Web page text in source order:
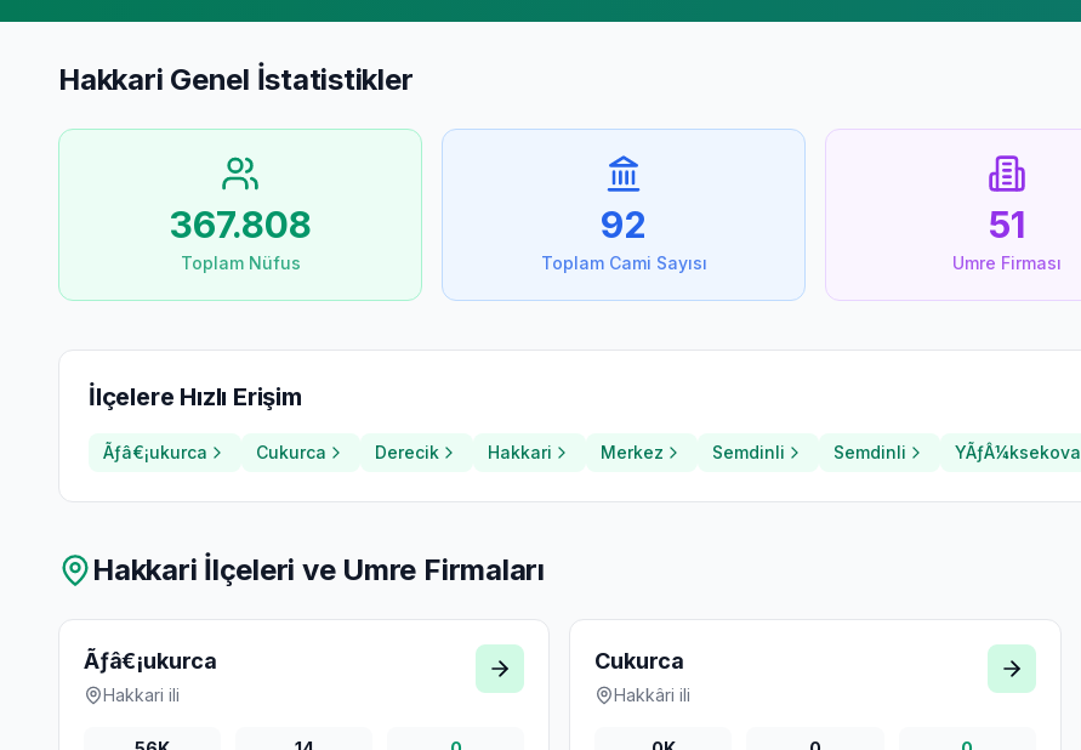
Hakkari Genel İstatistikler
367.808
Toplam Nüfus
92
Toplam Cami Sayısı
51
Umre Firması
İlçelere Hızlı Erişim
Ãƒâ€¡ukurca Cukurca Derecik Hakkari Merkez Semdinli Semdinli YÃƒÂ¼ksekova
Hakkari İlçeleri ve Umre Firmaları
Ãƒâ€¡ukurca
Hakkari ili
Cukurca
Hakkâri ili